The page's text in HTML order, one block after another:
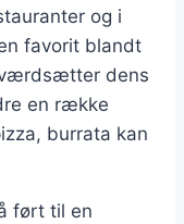
og i
favorit blandt
dens
en række
burrata kan
ført til en